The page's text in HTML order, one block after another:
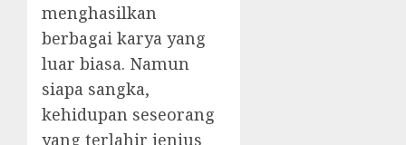
menghasilkan
berbagai karya yang
luar biasa. Namun
siapa sangka,
kehidupan seseorang
yang terlahir jenius